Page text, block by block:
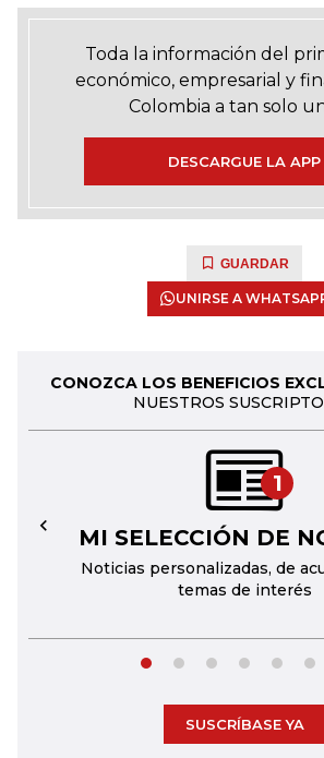
Toda la información del
económico, empresarial y
Colombia a tan solo
DESCARGUE LA APP
GUARDAR
UNIRSE A
CONOZCA LOS BENEFICIOS
NUESTROS
1
MI SELECCIÓN DE
Noticias personalizadas, de
temas de interés
←
SUSCRÍBASE YA